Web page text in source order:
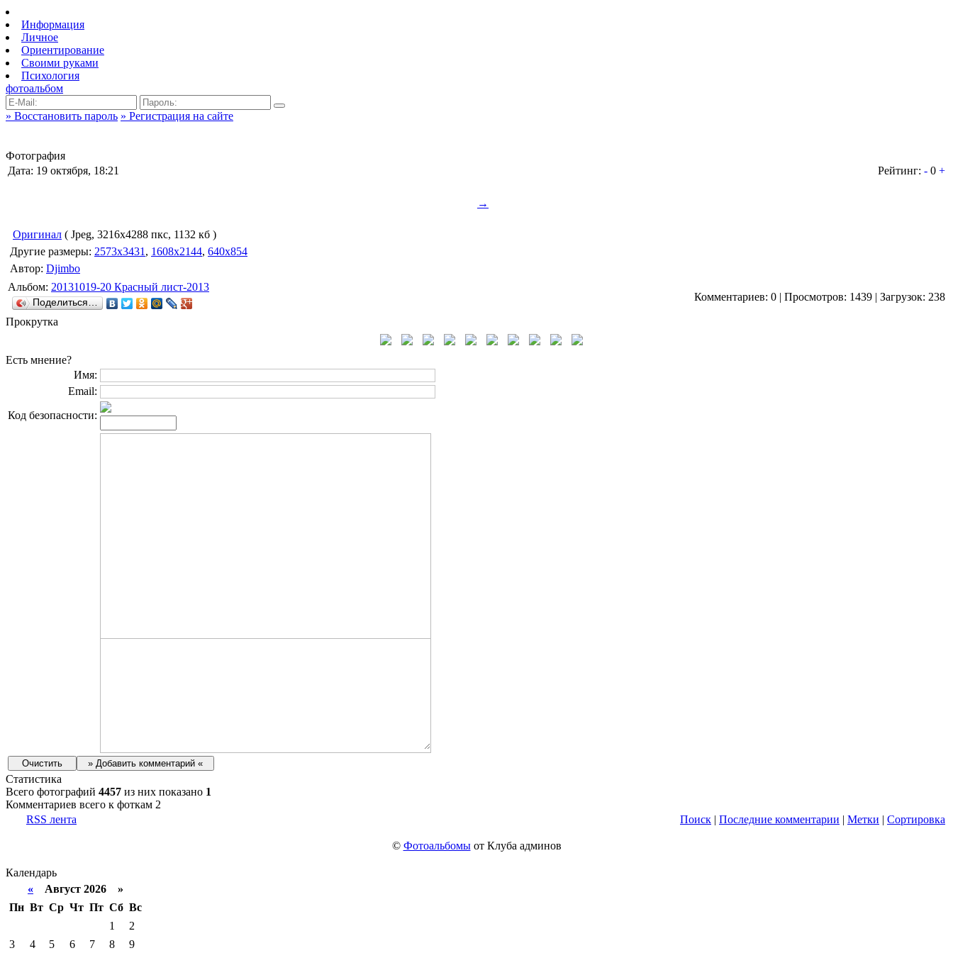
Информация
Личное
Ориентирование
Своими руками
Психология
фотоальбом
» Восстановить пароль » Регистрация на сайте
Фотография
Дата: 19 октября, 18:21
Рейтинг: - 0 +
→
Оригинал ( Jpeg, 3216x4288 пкс, 1132 кб )
Другие размеры: 2573x3431 , 1608x2144, 640x854
Автор: Djimbo
Альбом: 20131019-20 Красный лист-2013
Поделиться… Комментариев: 0 | Просмотров: 1439 | Загрузок: 238
Прокрутка
Есть мнение?
Имя:
Email:
Код безопасности:
Статистика
Всего фотографий 4457 из них показано 1
Комментариев всего к фоткам 2
RSS лента
Поиск | Последние комментарии | Метки | Сортировка
© Фотоальбомыот Клуба админов
Календарь
« Август 2026 »
Пн Вт Ср Чт Пт Сб Вс
1
2
3
4 5 6 7 8 9